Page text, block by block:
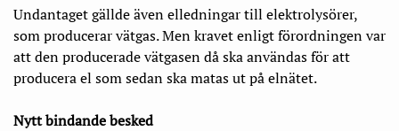
Undantaget gällde även elledningar till elektrolysörer,
som producerar vätgas. Men kravet enligt förordningen var
att den producerade vätgasen då ska användas för att
producera el som sedan ska matas ut på elnätet.
Nytt bindande besked